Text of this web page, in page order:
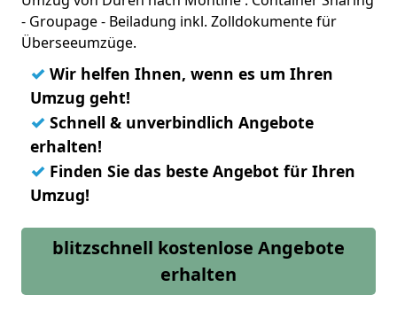
- Groupage - Beiladung inkl. Zolldokumente für
Überseeumzüge.
✓ Wir helfen Ihnen, wenn es um Ihren
Umzug geht!
✓ Schnell & unverbindlich Angebote
erhalten!
✓ Finden Sie das beste Angebot für Ihren
Umzug!
blitzschnell kostenlose Angebote
erhalten